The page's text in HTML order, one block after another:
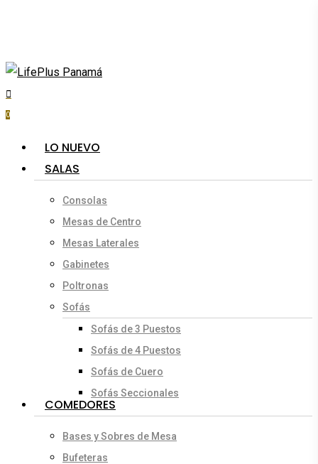
content
search
account
0
LO NUEVO
SALAS
Consolas
Mesas de Centro
Mesas Laterales
Gabinetes
Poltronas
Sofás
Sofás de 3 Puestos
Sofás de 4 Puestos
Sofás de Cuero
Sofás Seccionales
COMEDORES
Bases y Sobres de Mesa
Bufeteras